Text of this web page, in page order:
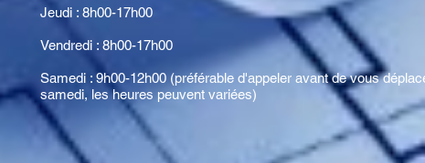
Jeudi : 8h00-17h00
Vendredi : 8h00-17h00
Samedi : 9h00-12h00 (préférable d'appeler avant de vous
samedi, les heures peuvent variées)